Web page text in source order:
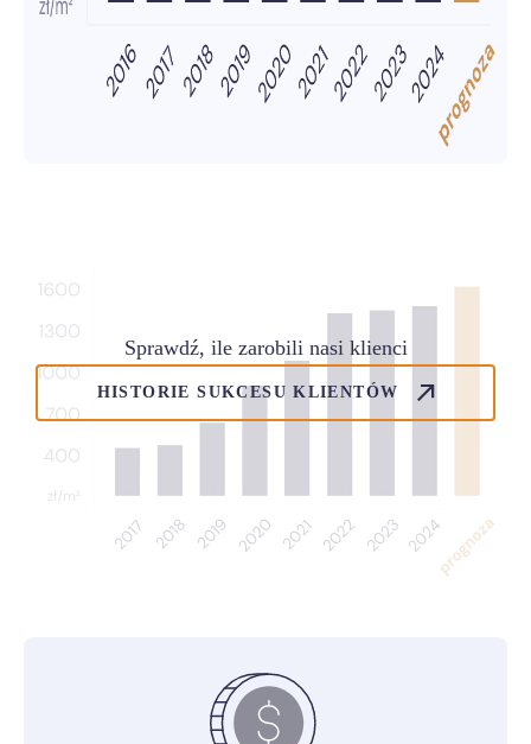
Sprawdź, ile zarobili nasi klienci
HISTORIE SUKCESU KLIENTÓW